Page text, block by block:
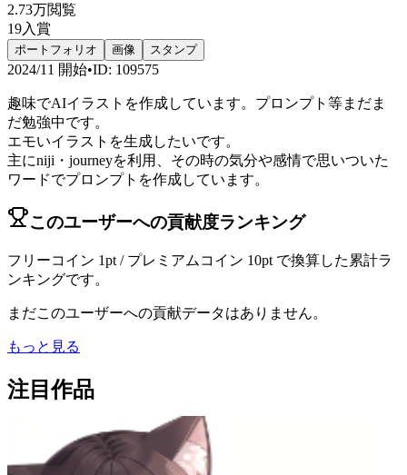
2.73万閲覧
19入賞
ポートフォリオ 画像 スタンプ
2024/11 開始•ID: 109575
趣味でAIイラストを作成しています。プロンプト等まだま
だ勉強中です。
エモいイラストを生成したいです。
主にniji・journeyを利用、その時の気分や感情で思いついた
ワードでプロンプトを作成しています。
このユーザーへの貢献度ランキング
フリーコイン 1pt / プレミアムコイン 10pt で換算した累計ラ
ンキングです。
まだこのユーザーへの貢献データはありません。
もっと見る
注目作品